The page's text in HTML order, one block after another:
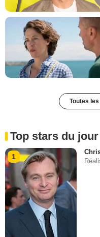
Toutes
Top stars du jour
1